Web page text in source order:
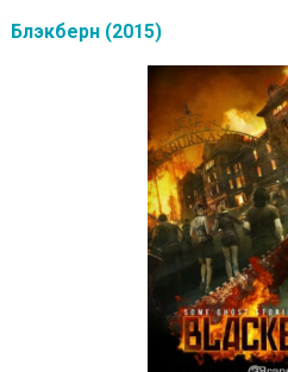
Блэкберн (2015)